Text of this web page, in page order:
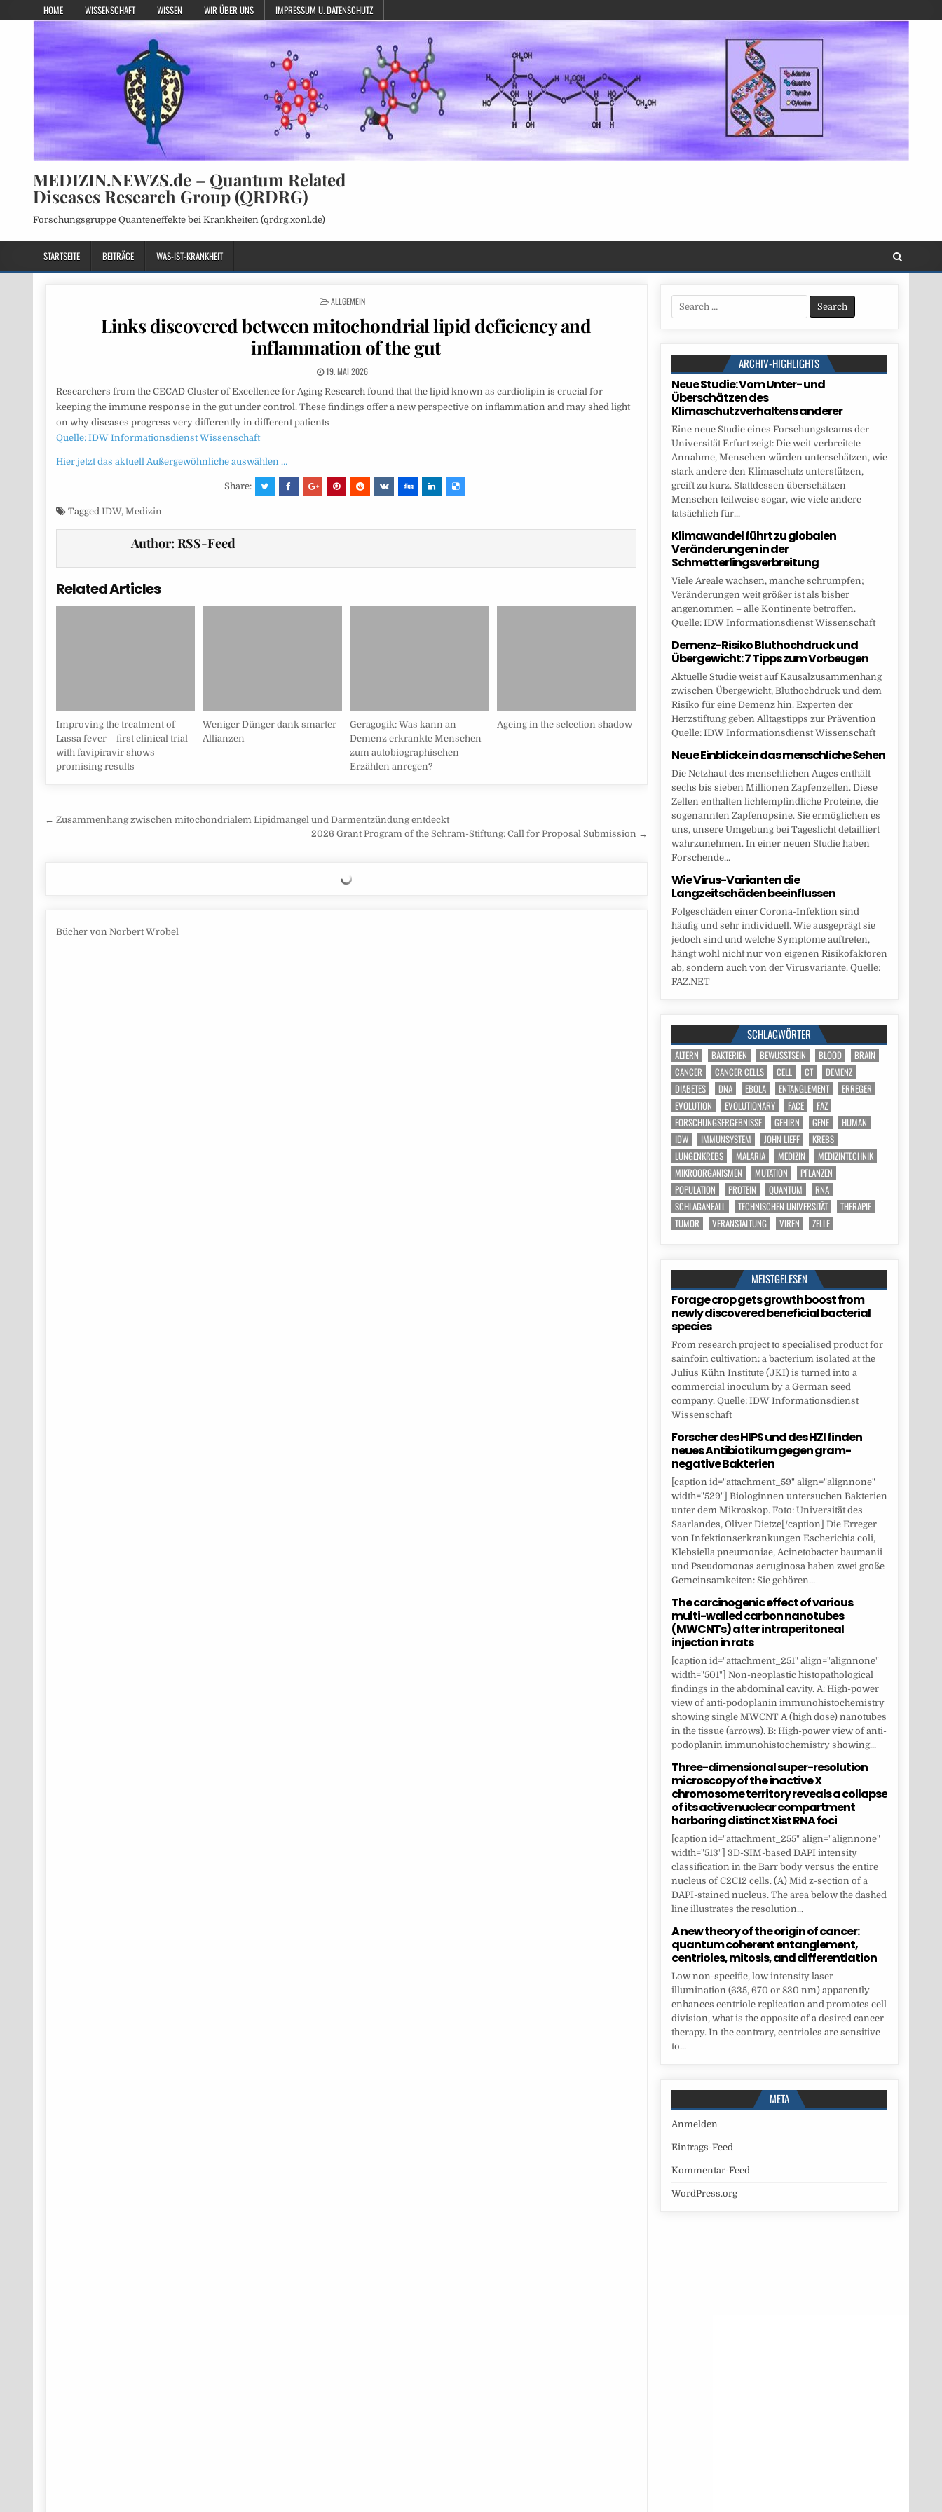
HOME WISSENSCHAFT WISSEN WIR ÜBER UNS IMPRESSUM U. DATENSCHUTZ
MEDIZIN.NEWZS.de – Quantum Related
Diseases Research Group (QRDRG)
Forschungsgruppe Quanteneffekte bei Krankheiten (qrdrg.xonl.de)
STARTSEITE BEITRÄGE WAS-IST-KRANKHEIT
POSTED
ALLGEMEIN
Links discovered between mitochondrial lipid deficiency and
inflammation of the gut
19. MAI 2026
Researchers from the CECAD Cluster of Excellence for Aging Research found that the lipid known as cardiolipin is crucial for
keeping the immune response in the gut under control. These findings offer a new perspective on inflammation and may shed light
on why diseases progress very differently in different patients
Quelle: IDW Informationsdienst Wissenschaft
Hier jetzt das aktuell Außergewöhnliche auswählen …
Share:
Tagged IDW, Medizin
Author:RSS-Feed
Related Articles
Improving the treatment of
Lassa fever – first clinical trial
with favipiravir shows
promising results
Weniger Dünger dank smarter
Allianzen
Geragogik: Was kann an
Demenz erkrankte Menschen
zum autobiographischen
Erzählen anregen?
Ageing in the selection shadow
Beitragsnavigation
← Zusammenhang zwischen mitochondrialem Lipidmangel und Darmentzündung entdeckt
2026 Grant Program of the Schram-Stiftung: Call for Proposal Submission →
Bücher von Norbert Wrobel
Search
for:
ARCHIV-HIGHLIGHTS
Neue Studie: Vom Unter- und
Überschätzen des
Klimaschutzverhaltens anderer
Eine neue Studie eines Forschungsteams der
Universität Erfurt zeigt: Die weit verbreitete
Annahme, Menschen würden unterschätzen, wie
stark andere den Klimaschutz unterstützen,
greift zu kurz. Stattdessen überschätzen
Menschen teilweise sogar, wie viele andere
tatsächlich für...
Klimawandel führt zu globalen
Veränderungen in der
Schmetterlingsverbreitung
Viele Areale wachsen, manche schrumpfen;
Veränderungen weit größer ist als bisher
angenommen – alle Kontinente betroffen.
Quelle: IDW Informationsdienst Wissenschaft
Demenz-Risiko Bluthochdruck und
Übergewicht: 7 Tipps zum Vorbeugen
Aktuelle Studie weist auf Kausalzusammenhang
zwischen Übergewicht, Bluthochdruck und dem
Risiko für eine Demenz hin. Experten der
Herzstiftung geben Alltagstipps zur Prävention
Quelle: IDW Informationsdienst Wissenschaft
Neue Einblicke in das menschliche Sehen
Die Netzhaut des menschlichen Auges enthält
sechs bis sieben Millionen Zapfenzellen. Diese
Zellen enthalten lichtempfindliche Proteine, die
sogenannten Zapfenopsine. Sie ermöglichen es
uns, unsere Umgebung bei Tageslicht detailliert
wahrzunehmen. In einer neuen Studie haben
Forschende...
Wie Virus-Varianten die
Langzeitschäden beeinflussen
Folgeschäden einer Corona-Infektion sind
häufig und sehr individuell. Wie ausgeprägt sie
jedoch sind und welche Symptome auftreten,
hängt wohl nicht nur von eigenen Risikofaktoren
ab, sondern auch von der Virusvariante. Quelle:
FAZ.NET
SCHLAGWÖRTER
ALTERN BAKTERIEN BEWUSSTSEIN BLOOD
BRAIN
CANCER
CANCER CELLS CELL CT
DEMENZ
DIABETES
DNA EBOLA ENTANGLEMENT
ERREGER
EVOLUTION
EVOLUTIONARY FACE
FAZ
FORSCHUNGSERGEBNISSE
GEHIRN GENE
HUMAN
IDW
IMMUNSYSTEM JOHN LIEFF
KREBS
LUNGENKREBS
MALARIA MEDIZIN
MEDIZINTECHNIK
MIKROORGANISMEN
MUTATION
PFLANZEN
POPULATION
PROTEIN QUANTUM
RNA
SCHLAGANFALL
TECHNISCHEN UNIVERSITÄT
THERAPIE
TUMOR
VERANSTALTUNG VIREN ZELLE
MEISTGELESEN
Forage crop gets growth boost from
newly discovered beneficial bacterial
species
From research project to specialised product for
sainfoin cultivation: a bacterium isolated at the
Julius Kühn Institute (JKI) is turned into a
commercial inoculum by a German seed
company. Quelle: IDW Informationsdienst
Wissenschaft
Forscher des HIPS und des HZI finden
neues Antibiotikum gegen gram-
negative Bakterien
[caption id="attachment_59" align="alignnone"
width="529"] Biologinnen untersuchen Bakterien
unter dem Mikroskop. Foto: Universität des
Saarlandes, Oliver Dietze[/caption] Die Erreger
von Infektionserkrankungen Escherichia coli,
Klebsiella pneumoniae, Acinetobacter baumanii
und Pseudomonas aeruginosa haben zwei große
Gemeinsamkeiten: Sie gehören...
The carcinogenic effect of various
multi-walled carbon nanotubes
(MWCNTs) after intraperitoneal
injection in rats
[caption id="attachment_251" align="alignnone"
width="501"] Non-neoplastic histopathological
findings in the abdominal cavity. A: High-power
view of anti-podoplanin immunohistochemistry
showing single MWCNT A (high dose) nanotubes
in the tissue (arrows). B: High-power view of anti-
podoplanin immunohistochemistry showing...
Three-dimensional super-resolution
microscopy of the inactive X
chromosome territory reveals a collapse
of its active nuclear compartment
harboring distinct Xist RNA foci
[caption id="attachment_255" align="alignnone"
width="513"] 3D-SIM-based DAPI intensity
classification in the Barr body versus the entire
nucleus of C2C12 cells. (A) Mid z-section of a
DAPI-stained nucleus. The area below the dashed
line illustrates the resolution...
A new theory of the origin of cancer:
quantum coherent entanglement,
centrioles, mitosis, and differentiation
Low non-specific, low intensity laser
illumination (635, 670 or 830 nm) apparently
enhances centriole replication and promotes cell
division, what is the opposite of a desired cancer
therapy. In the contrary, centrioles are sensitive
to...
META
Anmelden
Eintrags-Feed
Kommentar-Feed
WordPress.org